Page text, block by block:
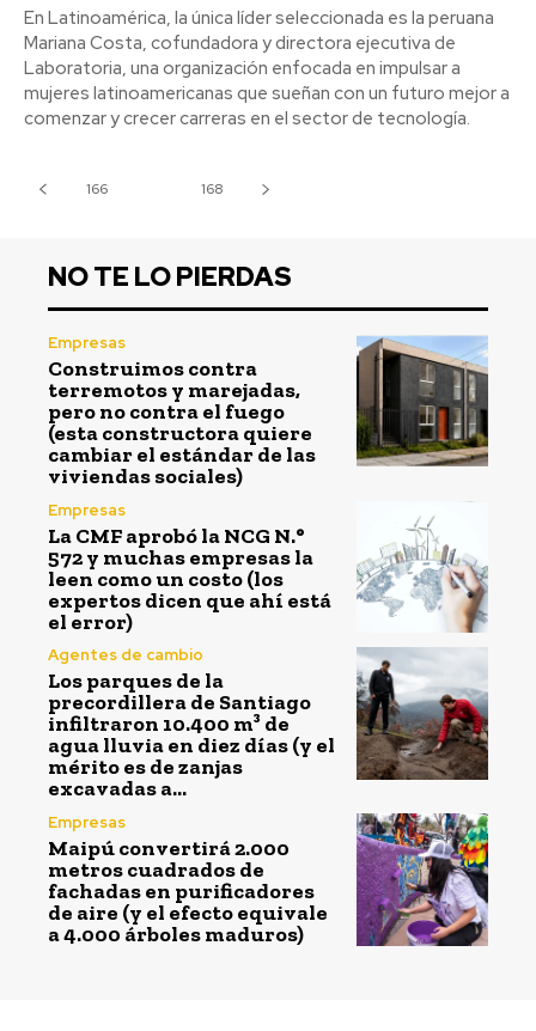
En Latinoamérica, la única líder seleccionada es la peruana
Mariana Costa, cofundadora y directora ejecutiva de
Laboratoria, una organización enfocada en impulsar a
mujeres latinoamericanas que sueñan con un futuro mejor a
comenzar y crecer carreras en el sector de tecnología.
166 168
NO TE LO PIERDAS
Empresas
Construimos contra
terremotos y marejadas,
pero no contra el fuego
(esta constructora quiere
cambiar el estándar de las
viviendas sociales)
Empresas
La CMF aprobó la NCG N.°
572 y muchas empresas la
leen como un costo (los
expertos dicen que ahí está
el error)
Agentes de cambio
Los parques de la
precordillera de Santiago
infiltraron 10.400 m³ de
agua lluvia en diez días (y el
mérito es de zanjas
excavadas a...
Empresas
Maipú convertirá 2.000
metros cuadrados de
fachadas en purificadores
de aire (y el efecto equivale
a 4.000 árboles maduros)